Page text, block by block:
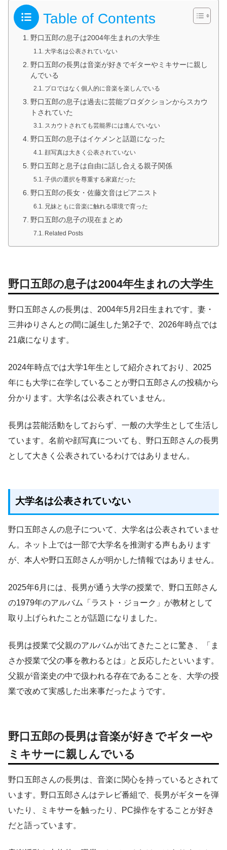
Table of Contents
野口五郎の息子は2004年生まれの大学生
大学名は公表されていない
野口五郎の長男は音楽が好きでギターやミキサーに親し
んでいる
プロではなく個人的に音楽を楽しんでいる
野口五郎の息子は過去に芸能プロダクションからスカウ
トされていた
スカウトされても芸能界には進んでいない
野口五郎の息子はイケメンと話題になった
顔写真は大きく公表されていない
野口五郎と息子は自由に話し合える親子関係
子供の選択を尊重する家庭だった
野口五郎の長女・佐藤文音はピアニスト
兄妹ともに音楽に触れる環境で育った
野口五郎の息子の現在まとめ
Related Posts
野口五郎の息子は2004年生まれの大学生
野口五郎さんの長男は、2004年5月2日生まれです。妻・
三井ゆりさんとの間に誕生した第2子で、2026年時点では
21歳になります。
2024年時点では大学1年生として紹介されており、2025
年にも大学に在学していることが野口五郎さんの投稿から
分かります。大学名は公表されていません。
長男は芸能活動をしておらず、一般の大学生として生活し
ています。名前や顔写真についても、野口五郎さんの長男
として大きく公表されているわけではありません。
大学名は公表されていない
野口五郎さんの息子について、大学名は公表されていませ
ん。ネット上では一部で大学名を推測する声もあります
が、本人や野口五郎さんが明かした情報ではありません。
2025年6月には、長男が通う大学の授業で、野口五郎さん
の1979年のアルバム「ラスト・ジョーク」が教材として
取り上げられたことが話題になりました。
長男は授業で父親のアルバムが出てきたことに驚き、「ま
さか授業で父の事を教わるとは」と反応したといいます。
父親が音楽史の中で扱われる存在であることを、大学の授
業で改めて実感した出来事だったようです。
野口五郎の長男は音楽が好きでギターや
ミキサーに親しんでいる
野口五郎さんの長男は、音楽に関心を持っているとされて
います。野口五郎さんはテレビ番組で、長男がギターを弾
いたり、ミキサーを触ったり、PC操作をすることが好き
だと語っています。